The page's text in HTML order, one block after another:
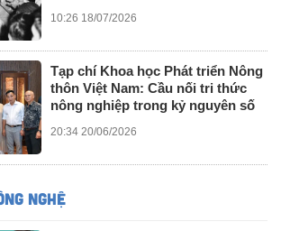
10:26 18/07/2026
Tạp chí Khoa học Phát triển Nông
thôn Việt Nam: Cầu nối tri thức
nông nghiệp trong kỷ nguyên số
20:34 20/06/2026
NGHỆ